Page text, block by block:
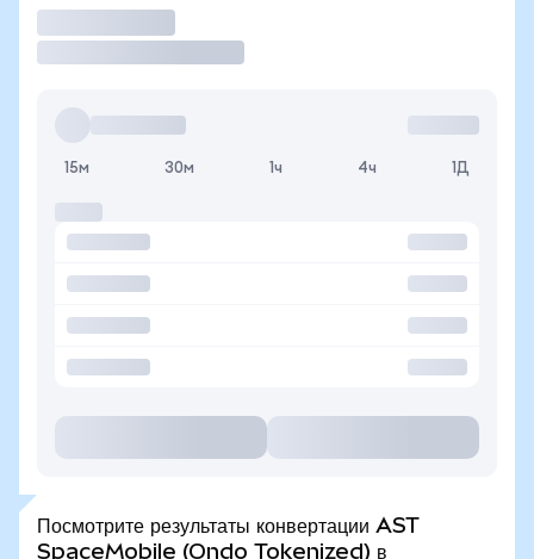
15м 30м 1ч 4ч 1Д
Посмотрите результаты конвертации AST
SpaceMobile (Ondo Tokenized) в